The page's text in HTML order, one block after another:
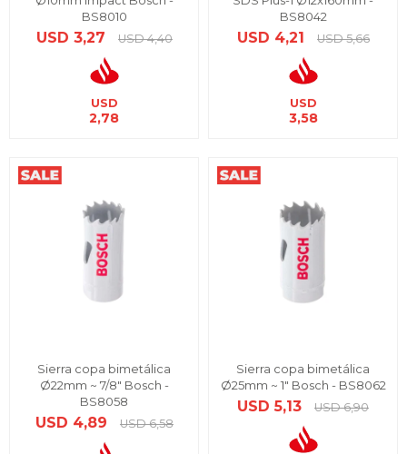
BS8010
USD 3,27 USD 4,40
USD
2,78
BS8042
USD 4,21 USD 5,66
USD
3,58
Sierra copa bimetálica
Ø22mm ~ 7/8" Bosch -
BS8058
USD 4,89 USD 6,58
Sierra copa bimetálica
Ø25mm ~ 1" Bosch - BS8062
USD 5,13 USD 6,90